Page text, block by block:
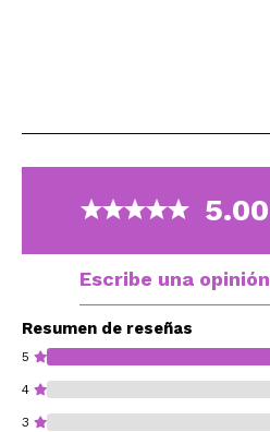
5.00
Escribe una opinión
Resumen de reseñas
5
4
3